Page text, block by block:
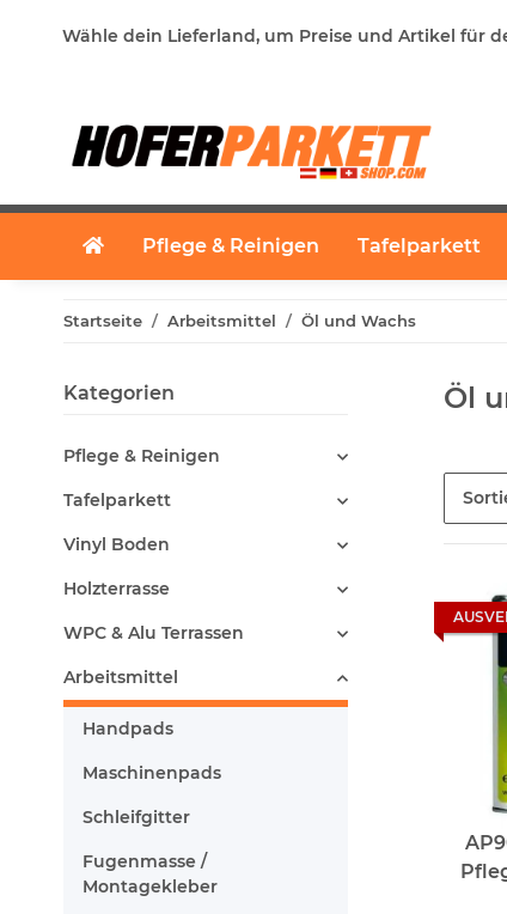
Wähle dein Lieferland, um Preise und Artikel für
Pflege & Reinigen Tafelparkett
Startseite Arbeitsmittel Öl und Wachs
Öl
Kategorien
Pflege & Reinigen
Tafelparkett
Vinyl Boden
Holzterrasse
WPC & Alu Terrassen
Arbeitsmittel
Handpads
Maschinenpads
Schleifgitter
Fugenmasse /
Montagekleber